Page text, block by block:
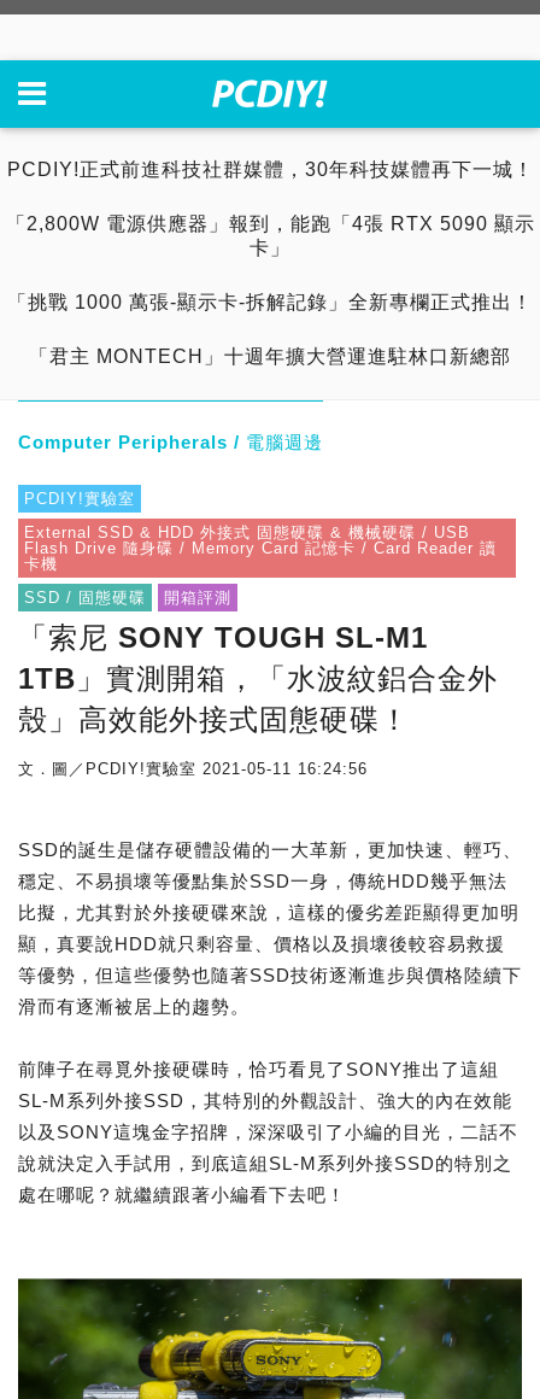
PCDIY!正式前進科技社群媒體，30年科技媒體再下一城！
「2,800W 電源供應器」報到，能跑「4張 RTX 5090 顯示
卡」
「挑戰 1000 萬張-顯示卡-拆解記錄」全新專欄正式推出！
「君主 MONTECH」十週年擴大營運進駐林口新總部
Computer Peripherals / 電腦週邊
PCDIY!實驗室
External SSD & HDD 外接式 固態硬碟 & 機械硬碟 / USB
Flash Drive 隨身碟 / Memory Card 記憶卡 / Card Reader 讀
卡機
SSD / 固態硬碟
開箱評測
「索尼 SONY TOUGH SL-M1
1TB」實測開箱，「水波紋鋁合金外
殼」高效能外接式固態硬碟！
文．圖／PCDIY!實驗室 2021-05-11 16:24:56
SSD的誕生是儲存硬體設備的一大革新，更加快速、輕巧、
穩定、不易損壞等優點集於SSD一身，傳統HDD幾乎無法
比擬，尤其對於外接硬碟來說，這樣的優劣差距顯得更加明
顯，真要說HDD就只剩容量、價格以及損壞後較容易救援
等優勢，但這些優勢也隨著SSD技術逐漸進步與價格陸續下
滑而有逐漸被居上的趨勢。
前陣子在尋覓外接硬碟時，恰巧看見了SONY推出了這組
SL-M系列外接SSD，其特別的外觀設計、強大的內在效能
以及SONY這塊金字招牌，深深吸引了小編的目光，二話不
說就決定入手試用，到底這組SL-M系列外接SSD的特別之
處在哪呢？就繼續跟著小編看下去吧！